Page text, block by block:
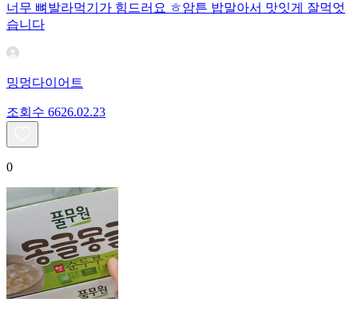
너무 뼈발라먹기가 힘드러요 ㅎ암튼 밥말아서 맛잇게 잘먹엇
습니다
밍멍다이어트
조회수 6626.02.23
0